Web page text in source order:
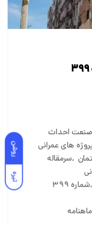
روشن
تیره
صنعت احداث
های عمرانی
سرمقاله
شماره ۳۹۹
ماهنامه